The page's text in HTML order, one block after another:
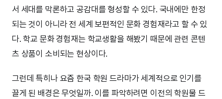
서 세대를 막론하고 공감대를 형성할 수 있다. 국내에만 한정
되는 것이 아니라 전 세계 보편적인 문화 경험재라고 할 수 있
다. 학교 문화 경험재는 학교생활을 해봤기 때문에 관련 콘텐
츠 상품이 소비되는 현상이다.
그런데 특히나 요즘 한국 학원 드라마가 세계적으로 인기를
끌게 된 배경은 무엇일까. 이를 파악하려면 이전의 학원물 드